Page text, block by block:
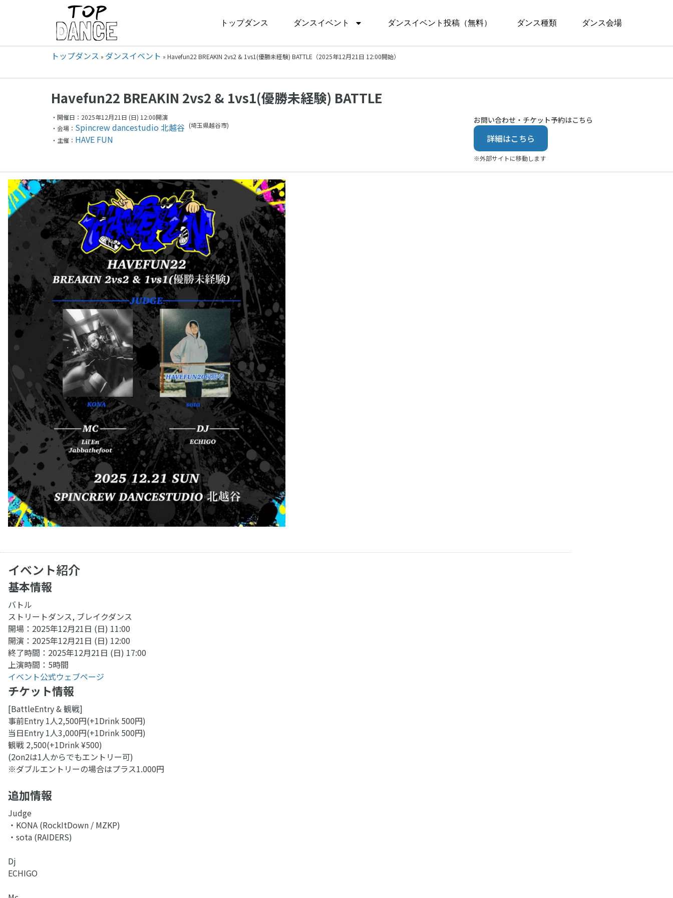
トップダンス ダンスイベント ダンスイベント投稿（無料） ダンス種類 ダンス会場
トップダンス » ダンスイベント » Havefun22 BREAKIN 2vs2 & 1vs1(優勝未経験) BATTLE（2025年12月21日 12:00開始）
Havefun22 BREAKIN 2vs2 & 1vs1(優勝未経験) BATTLE
・開催日：2025年12月21日 (日) 12:00開演
・会場： Spincrew dancestudio 北越谷 (埼玉県越谷市)
・主催： HAVE FUN
お問い合わせ・チケット予約はこちら
詳細はこちら
※外部サイトに移動します
イベント紹介
基本情報
バトル
ストリートダンス, ブレイクダンス
開場：2025年12月21日 (日) 11:00
開演：2025年12月21日 (日) 12:00
終了時間：2025年12月21日 (日) 17:00
上演時間：5時間
イベント公式ウェブページ
チケット情報
[BattleEntry & 観戦]
事前Entry 1人2,500円(+1Drink 500円)
当日Entry 1人3,000円(+1Drink 500円)
観戦 2,500(+1Drink ¥500)
(2on2は1人からでもエントリー可)
※ダブルエントリーの場合はプラス1.000円
追加情報
Judge
・KONA (RockItDown / MZKP)
・sota (RAIDERS)
Dj
ECHIGO